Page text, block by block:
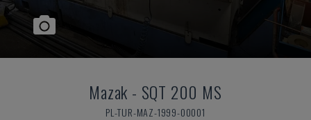
Mazak - SQT 200 MS
PL-TUR-MAZ-1999-00001